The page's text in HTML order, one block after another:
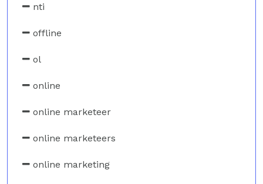
nti
offline
ol
online
online marketeer
online marketeers
online marketing